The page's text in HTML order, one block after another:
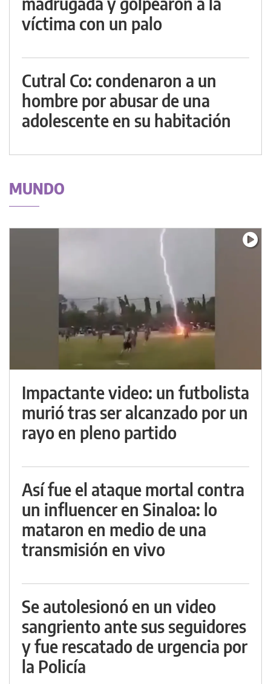
víctima con un palo
Cutral Co: condenaron a un
hombre por abusar de una
adolescente en su habitación
MUNDO
Impactante video: un futbolista
murió tras ser alcanzado por un
rayo en pleno partido
Así fue el ataque mortal contra
un influencer en Sinaloa: lo
mataron en medio de una
transmisión en vivo
Se autolesionó en un video
sangriento ante sus seguidores
y fue rescatado de urgencia por
la Policía